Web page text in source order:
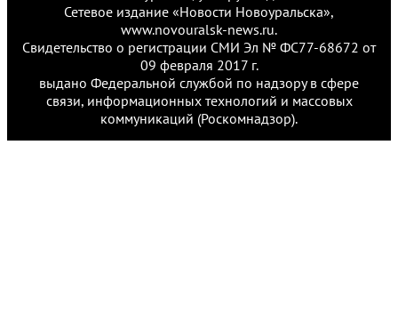
Сетевое издание «Новости Новоуральска»,
www.novouralsk-news.ru.
Свидетельство о регистрации СМИ Эл № ФС77-68672 от
09 февраля 2017 г.
выдано Федеральной службой по надзору в сфере
связи, информационных технологий и массовых
коммуникаций (Роскомнадзор).